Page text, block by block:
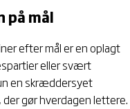
mål
efter mål er en oplagt
eller svært
en skræddersyet
gør hverdagen lettere.